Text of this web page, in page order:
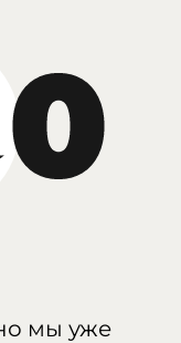
мы уже